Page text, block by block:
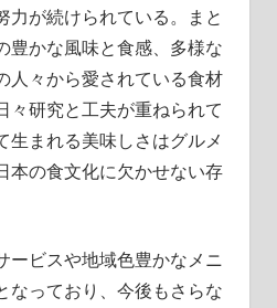
力が続けられている。まと
豊かな風味と食感、多様な
人々から愛されている食材
々研究と工夫が重ねられて
生まれる美味しさはグルメ
本の食文化に欠かせない存
ービスや地域色豊かなメニ
なっており、今後もさらな